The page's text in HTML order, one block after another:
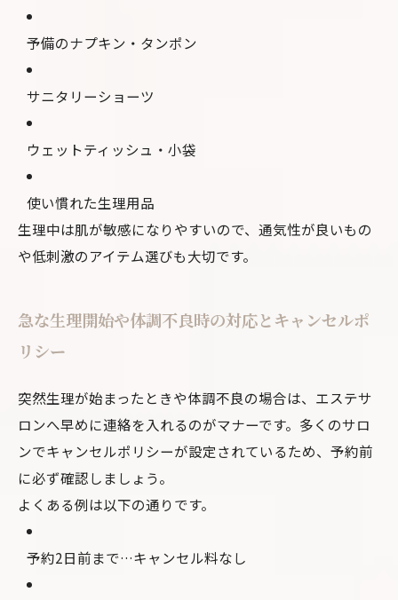
予備のナプキン・タンポン
サニタリーショーツ
ウェットティッシュ・小袋
使い慣れた生理用品
生理中は肌が敏感になりやすいので、通気性が良いもの
や低刺激のアイテム選びも大切です。
急な生理開始や体調不良時の対応とキャンセルポ
リシー
突然生理が始まったときや体調不良の場合は、エステサ
ロンへ早めに連絡を入れるのがマナーです。多くのサロ
ンでキャンセルポリシーが設定されているため、予約前
に必ず確認しましょう。
よくある例は以下の通りです。
予約2日前まで…キャンセル料なし